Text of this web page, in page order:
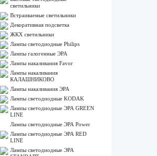
светильники
Встраиваемые светильники
Декоративная подсветка
ЖКХ светильники
Лампы cветодиодные Philips
Лампы галогенные ЭРА
Лампы накаливания Favor
Лампы накаливания
КАЛАШНИКОВО
Лампы накаливания ЭРА
Лампы светодиодные KODAK
Лампы светодиодные ЭРА GREEN
LINE
Лампы светодиодные ЭРА Power
Лампы светодиодные ЭРА RED
LINE
Лампы светодиодные ЭРА